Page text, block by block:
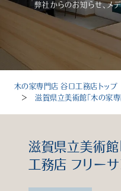
受付時間：10～18時（
トップ
知る
弊社からのお知らせ、メ
木の家専門店 谷口工務店トップ
＞滋賀県立美術館「木の家専
滋賀県立美術館
工務店 フリーサ